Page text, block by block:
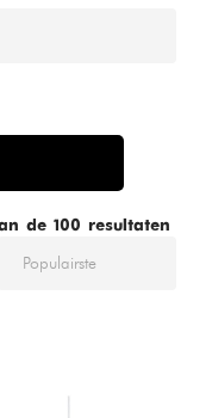
de 100 resultaten